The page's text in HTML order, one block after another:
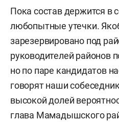
Пока состав держится в
любопытные утечки.
зарезервировано под
руководителей районов
но по паре кандидатов
говорят наши
высокой долей
глава Мамадышского